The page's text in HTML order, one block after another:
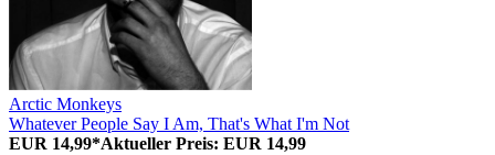
Arctic Monkeys
Whatever People Say I Am, That's What I'm Not
EUR 14,99*Aktueller Preis: EUR 14,99